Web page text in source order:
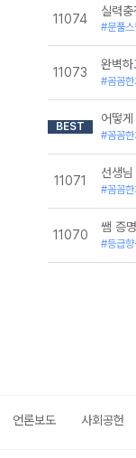
11074
실력
#문풀
11073
완벽
#꼼꼼
BEST
어떻
#꼼꼼
11071
선생
#꼼꼼
11070
쌤 증
#등급
언론보도 사회공헌